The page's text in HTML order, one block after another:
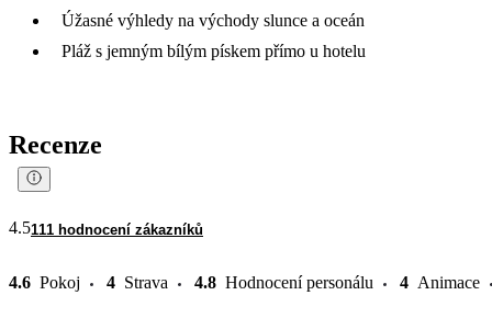
Úžasné výhledy na východy slunce a oceán
Pláž s jemným bílým pískem přímo u hotelu
Recenze
4.5111 hodnocení zákazníků
4.6 Pokoj 4 Strava 4.8 Hodnocení personálu 4 Animace